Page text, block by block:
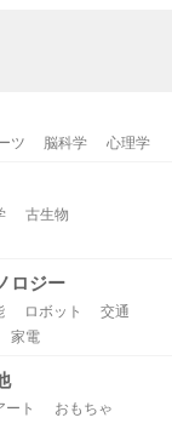
ツ 脳科学 心理学
古生物
ロジー
ロボット
交通
家電
ート
おもちゃ